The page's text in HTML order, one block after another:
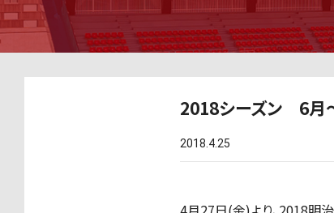
2018シーズン 6月
2018.4.25